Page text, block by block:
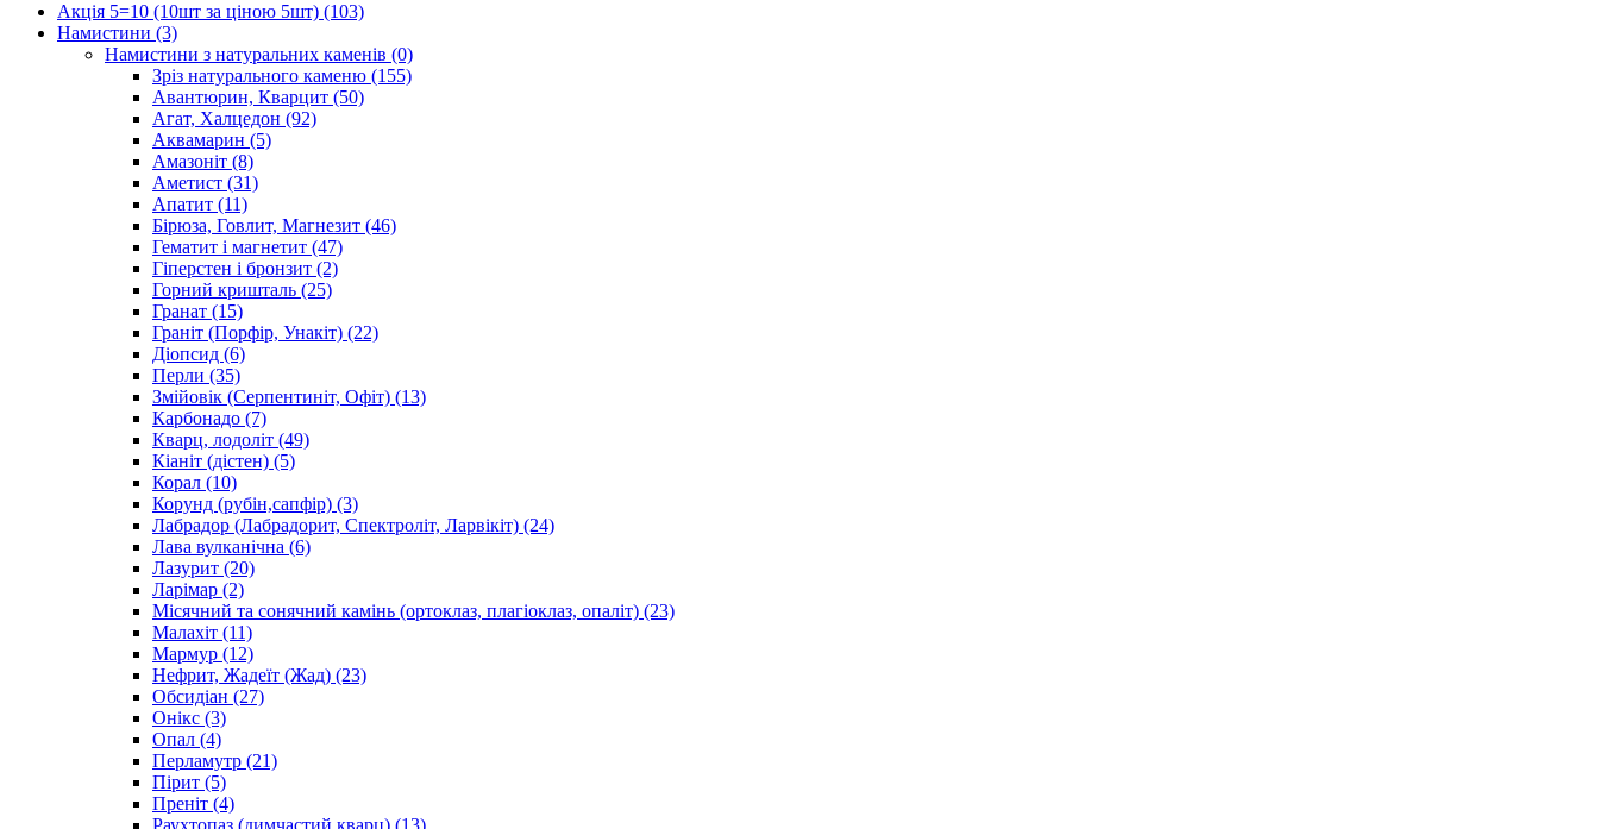
Акція 5=10 (10шт за ціною 5шт) (103)
Намистини (3)
Намистини з натуральних каменів (0)
Зріз натурального каменю (155)
Авантюрин, Кварцит (50)
Агат, Халцедон (92)
Аквамарин (5)
Амазоніт (8)
Аметист (31)
Апатит (11)
Бірюза, Говлит, Магнезит (46)
Гематит і магнетит (47)
Гіперстен і бронзит (2)
Горний кришталь (25)
Гранат (15)
Граніт (Порфір, Унакіт) (22)
Діопсид (6)
Перли (35)
Змійовік (Серпентиніт, Офіт) (13)
Карбонадо (7)
Кварц, лодоліт (49)
Кіаніт (дістен) (5)
Корал (10)
Корунд (рубін,сапфір) (3)
Лабрадор (Лабрадорит, Спектроліт, Ларвікіт) (24)
Лава вулканічна (6)
Лазурит (20)
Ларімар (2)
Місячний та сонячний камінь (ортоклаз, плагіоклаз, опаліт) (23)
Малахіт (11)
Мармур (12)
Нефрит, Жадеїт (Жад) (23)
Обсидіан (27)
Онікс (3)
Опал (4)
Перламутр (21)
Пірит (5)
Преніт (4)
Раухтопаз (димчастий кварц) (13)